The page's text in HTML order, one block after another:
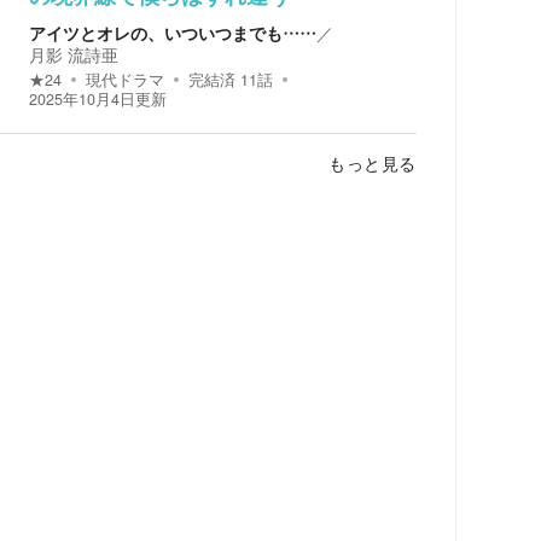
アイツとオレの、いついつまでも……／
月影 流詩亜
★24 現代ドラマ 完結済 11話
2025年10月4日更新
もっと見る